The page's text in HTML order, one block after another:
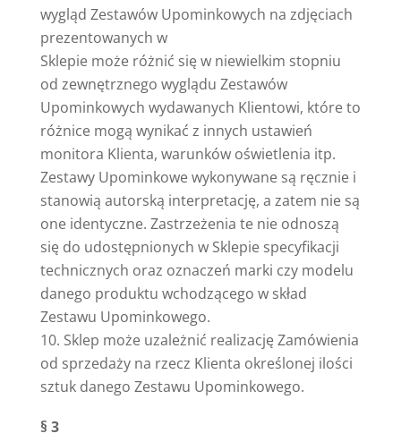
wygląd Zestawów Upominkowych na zdjęciach
prezentowanych w
Sklepie może różnić się w niewielkim stopniu
od zewnętrznego wyglądu Zestawów
Upominkowych wydawanych Klientowi, które to
różnice mogą wynikać z innych ustawień
monitora Klienta, warunków oświetlenia itp.
Zestawy Upominkowe wykonywane są ręcznie i
stanowią autorską interpretację, a zatem nie są
one identyczne. Zastrzeżenia te nie odnoszą
się do udostępnionych w Sklepie specyfikacji
technicznych oraz oznaczeń marki czy modelu
danego produktu wchodzącego w skład
Zestawu Upominkowego.
Sklep może uzależnić realizację Zamówienia
od sprzedaży na rzecz Klienta określonej ilości
sztuk danego Zestawu Upominkowego.
§ 3